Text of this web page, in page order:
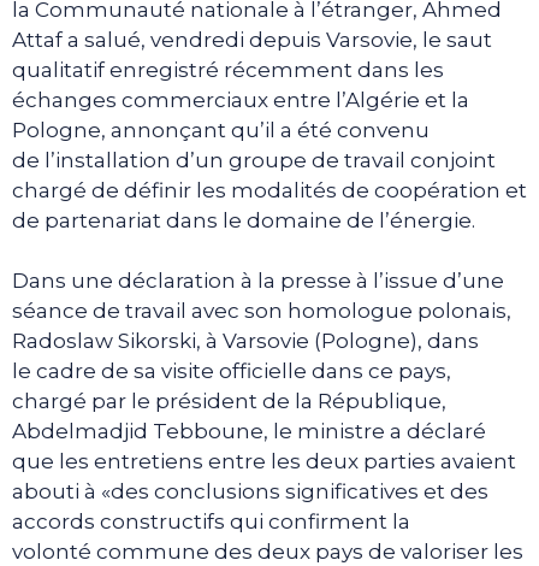
la Communauté nationale à l’étranger, Ahmed
Attaf a salué, vendredi depuis Varsovie, le saut
qualitatif enregistré récemment dans les
échanges commerciaux entre l’Algérie et la
Pologne, annonçant qu’il a été convenu
de l’installation d’un groupe de travail conjoint
chargé de définir les modalités de coopération et
de partenariat dans le domaine de l’énergie.
Dans une déclaration à la presse à l’issue d’une
séance de travail avec son homologue polonais,
Radoslaw Sikorski, à Varsovie (Pologne), dans
le cadre de sa visite officielle dans ce pays,
chargé par le président de la République,
Abdelmadjid Tebboune, le ministre a déclaré
que les entretiens entre les deux parties avaient
abouti à «des conclusions significatives et des
accords constructifs qui confirment la
volonté commune des deux pays de valoriser les